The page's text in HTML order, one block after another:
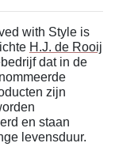
with Style is
H.J. de Rooij
dat in de
zijn
en staan
levensduur.